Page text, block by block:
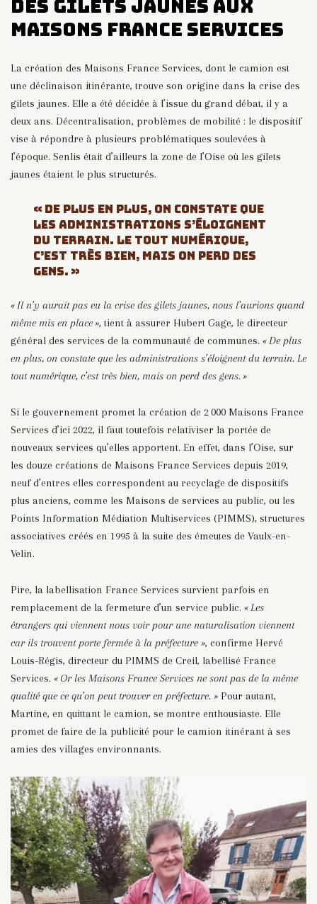
Des gilets jaunes aux
Maisons France Services
La création des Maisons France Services, dont le camion est
une déclinaison itinérante, trouve son origine dans la crise des
gilets jaunes. Elle a été décidée à l’issue du grand débat, il y a
deux ans. Décentralisation, problèmes de mobilité : le dispositif
vise à répondre à plusieurs problématiques soulevées à
l’époque. Senlis était d’ailleurs la zone de l’Oise où les gilets
jaunes étaient le plus structurés.
« DE PLUS EN PLUS, ON CONSTATE QUE
LES ADMINISTRATIONS S’ÉLOIGNENT
DU TERRAIN. LE TOUT NUMÉRIQUE,
C’EST TRÈS BIEN, MAIS ON PERD DES
GENS. »
« Il n’y aurait pas eu la crise des gilets jaunes, nous l’aurions quand
même mis en place », tient à assurer Hubert Gage, le directeur
général des services de la communauté de communes. « De plus
en plus, on constate que les administrations s’éloignent du terrain. Le
tout numérique, c’est très bien, mais on perd des gens. »
Si le gouvernement promet la création de 2 000 Maisons France
Services d’ici 2022, il faut toutefois relativiser la portée de
nouveaux services qu’elles apportent. En effet, dans l’Oise, sur
les douze créations de Maisons France Services depuis 2019,
neuf d’entres elles correspondent au recyclage de dispositifs
plus anciens, comme les Maisons de services au public, ou les
Points Information Médiation Multiservices (PIMMS), structures
associatives créés en 1995 à la suite des émeutes de Vaulx-en-
Velin.
Pire, la labellisation France Services survient parfois en
remplacement de la fermeture d’un service public. « Les
étrangers qui viennent nous voir pour une naturalisation viennent
car ils trouvent porte fermée à la préfecture », confirme Hervé
Louis-Régis, directeur du PIMMS de Creil, labellisé France
Services. « Or les Maisons France Services ne sont pas de la même
qualité que ce qu’on peut trouver en préfecture. » Pour autant,
Martine, en quittant le camion, se montre enthousiaste. Elle
promet de faire de la publicité pour le camion itinérant à ses
amies des villages environnants.